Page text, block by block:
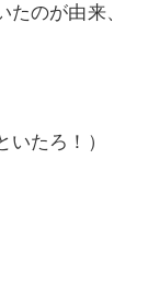
たのが由来、
たろ！）